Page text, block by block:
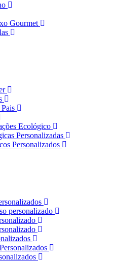
Gourmet
Ecológico
Personalizadas
Personalizados
personalizado